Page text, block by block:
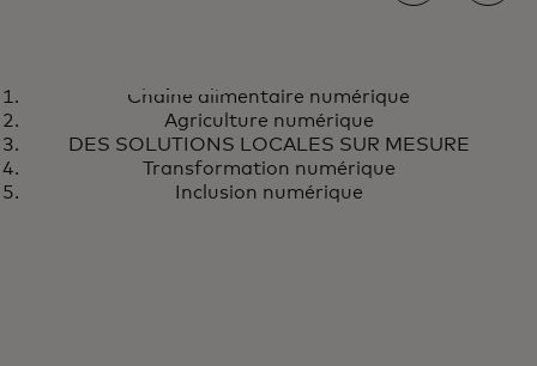
Les agriculteurs africains
peuvent négocier des prix
équitables et recevoir des
paiements numériques sécurisés
En savoir plus
Chaîne alimentaire numérique
Agriculture numérique
DES SOLUTIONS LOCALES SUR MESURE
Transformation numérique
Inclusion numérique